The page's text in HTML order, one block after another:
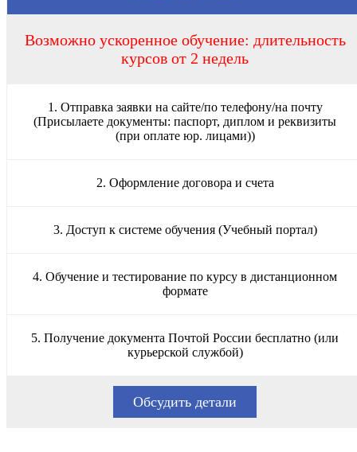
Возможно ускоренное обучение: длительность
курсов от 2 недель
1. Отправка заявки на сайте/по телефону/на почту
(Присылаете документы: паспорт, диплом и реквизиты
(при оплате юр. лицами))
2. Оформление договора и счета
3. Доступ к системе обучения (Учебный портал)
4. Обучение и тестирование по курсу в дистанционном
формате
5. Получение документа Почтой России бесплатно (или
курьерской службой)
Обсудить детали